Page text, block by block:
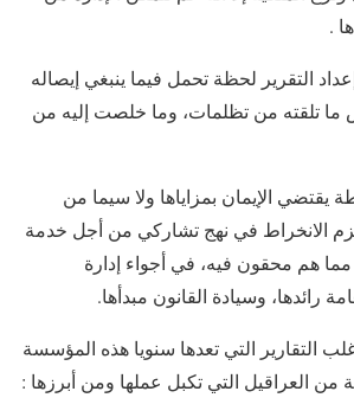
.
التقرير لحظة تحمل فيما ينبغي إيصاله
تلقته من تظلمات، وما خلصت إليه من
يقتضي الإيمان بمزاياها ولا سيما من
الانخراط في نهج تشاركي من أجل خدمة
مما هم محقون فيه، في أجواء إدارة
رائدها، وسيادة القانون مبدأها.
التقارير التي تعدها سنويا هذه المؤسسة
من العراقيل التي تكبل عملها ومن أبرزها :